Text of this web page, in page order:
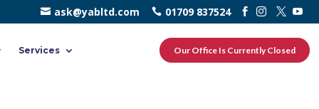
ask@yabltd.com 01709 837524
Services Our Office Is Currently Closed